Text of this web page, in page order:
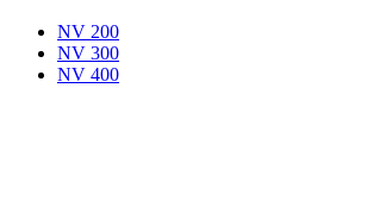
NV 200
NV 300
NV 400